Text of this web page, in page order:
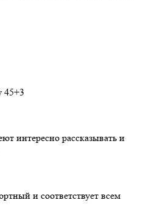
45+3
интересно рассказывать и
и соответствует всем